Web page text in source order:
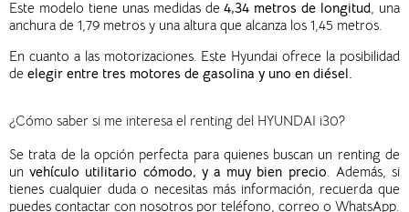
Este modelo tiene unas medidas de4,34 metros de longitud , una
anchura de 1,79 metros y una altura que alcanza los 1,45 metros.
En cuanto a las motorizaciones. Este Hyundai ofrece la posibilidad
de elegir entre tres motores de gasolina y uno en diésel.
¿Cómo saber si me interesa el renting del HYUNDAI i30?
Se trata de la opción perfecta para quienes buscan un renting de
unvehículo utilitario cómodo, y a muy bien precio . Además, si
tienes cualquier duda o necesitas más información, recuerda que
puedes contactar con nosotros por teléfono, correo o WhatsApp.